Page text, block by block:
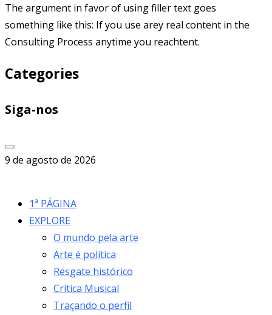
The argument in favor of using filler text goes
something like this: If you use arey real content in the
Consulting Process anytime you reachtent.
Categories
Siga-nos
9 de agosto de 2026
1ª PÁGINA
EXPLORE
O mundo pela arte
Arte é política
Resgate histórico
Crítica Musical
Traçando o perfil